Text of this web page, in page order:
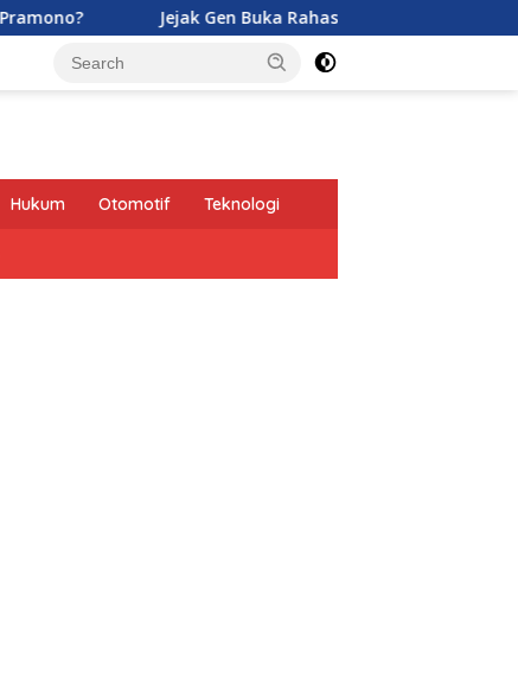
Jejak Gen Buka Rahasia Kucing di Eropa oleh Tentara Romawi
Hukum Otomotif Teknologi